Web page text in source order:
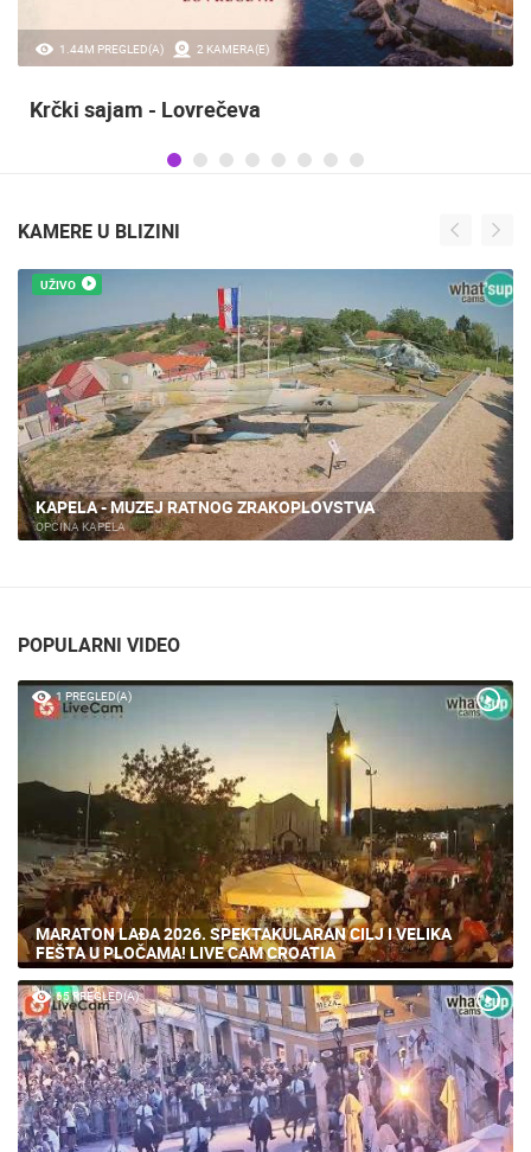
20.97K PREGLED(A) 2
KAMERE U BLIZINI
UŽIVO
OPĆINA KAPELA PANORAMA
OPĆINA KAPELA
POPULARNI VIDEO
1 PREGLED(A)
MARATON LAĐA 2026. SPEKTAKULARAN CILJ I VELIKA
FEŠTA U PLOČAMA! LIVE CAM CROATIA
65 PREGLED(A)